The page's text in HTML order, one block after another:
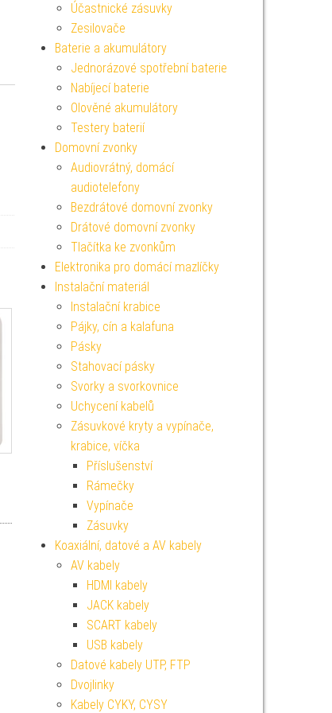
Účastnické zásuvky
Zesilovače
Baterie a akumulátory
Jednorázové spotřební baterie
Nabíjecí baterie
Olověné akumulátory
Testery baterií
Domovní zvonky
Audiovrátný, domácí
audiotelefony
Bezdrátové domovní zvonky
Drátové domovní zvonky
Tlačítka ke zvonkům
Elektronika pro domácí mazlíčky
Instalační materiál
Instalační krabice
Pájky, cín a kalafuna
Pásky
Stahovací pásky
Svorky a svorkovnice
Uchycení kabelů
Zásuvkové kryty a vypínače,
krabice, víčka
Příslušenství
Rámečky
Vypínače
Zásuvky
Koaxiální, datové a AV kabely
AV kabely
HDMI kabely
JACK kabely
SCART kabely
USB kabely
Datové kabely UTP, FTP
Dvojlinky
Kabely CYKY, CYSY